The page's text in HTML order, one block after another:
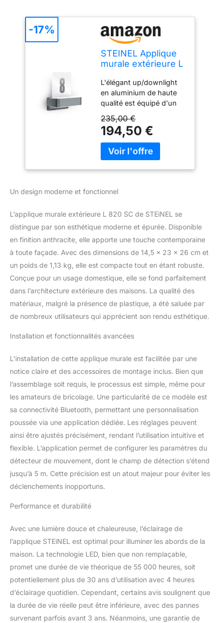
STEINEL Applique
murale extérieure L
L'élégant up/downlight
en aluminium de haute
qualité est équipé d'un
panneau de numéro de
maison et est donc idéal
pour l'entrée de votre
maison. Avec seulement
9,8 W, l'applique LED
assure un éclairage
votre maison. Un
démarrage agréable de la
lumière en douceur fait
passer le luminaire à 100
% de sa puissance. Le
luminaire d'extérieur peut
être facilement mis en
réseau via Bluetooth, ce
qui permet de contrôler
tous les réglages via
l'application. Fonctions
et principale à intensité
agréable de la lumière
douce, 4 heures de
lumière continue. Le
capteur haute fréquence
intégré de manière
invisible détecte de
manière fiable tout
mouvement jusqu'à 5 m
dans un angle de 160°.
Les portées, les réglages
de l'heure et de la
crépuscularité peuvent
être facilement réglés via
de montage (3x vis, 3x
chevilles 6mm, 3x
entretoises), arc de
numéro de maison,
mode d'emploi |
Dimensions (L x l x H) :
14,6 x 23 x 26,1 cm |
Poids : 1.04 kg |
Alimentation secteur :
220-240 V / 50-60 Hz
235,00 €
194,50 €
-17%
Un design moderne et fonctionnel
L’applique murale extérieure L 820 SC de STEiNEL se
distingue par son esthétique moderne et épurée. Disponible
en finition anthracite, elle apporte une touche contemporaine
à toute façade. Avec des dimensions de 14,5 x 23 x 26 cm et
un poids de 1,13 kg, elle est compacte tout en étant robuste.
Conçue pour un usage domestique, elle se fond parfaitement
dans l’architecture extérieure des maisons. La qualité des
matériaux, malgré la présence de plastique, a été saluée par
de nombreux utilisateurs qui apprécient son rendu esthétique.
Installation et fonctionnalités avancées
L’installation de cette applique murale est facilitée par une
notice claire et des accessoires de montage inclus. Bien que
l’assemblage soit requis, le processus est simple, même pour
les amateurs de bricolage. Une particularité de ce modèle est
sa connectivité Bluetooth, permettant une personnalisation
poussée via une application dédiée. Les réglages peuvent
ainsi être ajustés précisément, rendant l’utilisation intuitive et
flexible. L’application permet de configurer les paramètres du
détecteur de mouvement, dont le champ de détection s’étend
jusqu’à 5 m. Cette précision est un atout majeur pour éviter les
déclenchements inopportuns.
Performance et durabilité
Avec une lumière douce et chaleureuse, l’éclairage de
l’applique STEiNEL est optimal pour illuminer les abords de la
maison. La technologie LED, bien que non remplaçable,
promet une durée de vie théorique de 55 000 heures, soit
potentiellement plus de 30 ans d’utilisation avec 4 heures
d’éclairage quotidien. Cependant, certains avis soulignent que
la durée de vie réelle peut être inférieure, avec des pannes
survenant parfois avant 3 ans. Néanmoins, une garantie de